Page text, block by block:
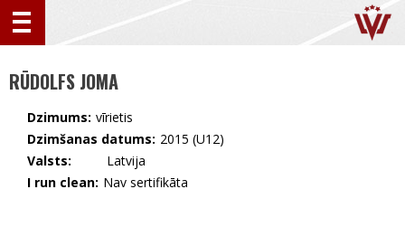
RŪDOLFS JOMA
Dzimums: vīrietis
Dzimšanas datums: 2015 (U12)
Valsts:
🇱🇻 Latvija
I run clean: Nav sertifikāta